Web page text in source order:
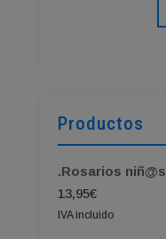
Productos
.Rosarios niñ@s
13,95€
IVA incluido